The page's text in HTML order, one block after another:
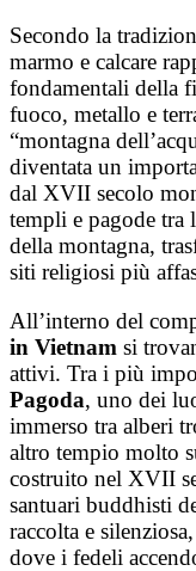
Secondo la
marmo e calcare
fondamentali della
fuoco, metallo e
“montagna
diventata un
dal XVII secolo
templi e pagode tra
della montagna,
siti religiosi più
All’interno del
in Vietnam si
attivi. Tra i più
Pagoda, uno dei
immerso tra alberi
altro tempio molto
costruito nel XVII
santuari buddhisti
raccolta e
dove i fedeli